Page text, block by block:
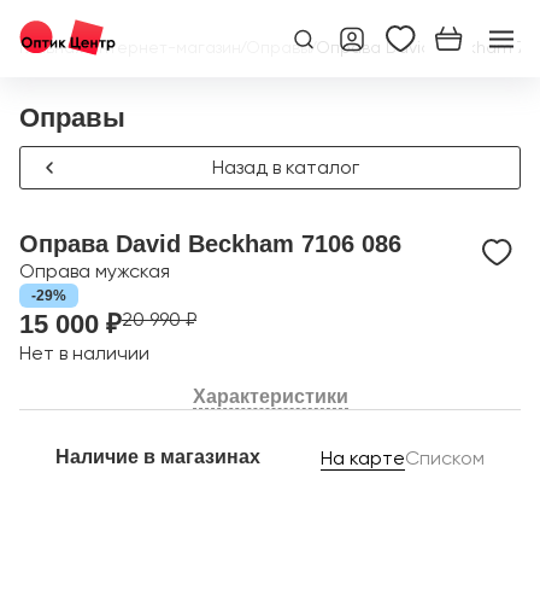
Главная/Интернет-магазин Оправы/Оправа David Beckham
Оправы
Назад в каталог
Оправа David Beckham 7106 086
Оправа мужская
-29%
15 000 ₽20 990 ₽
Нет в наличии
Характеристики
Наличие в магазинах На картеСписком